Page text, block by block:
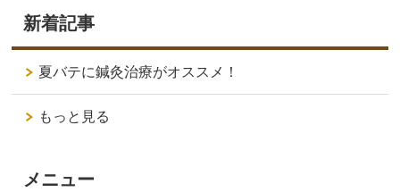
新着記事
夏バテに鍼灸治療がオススメ！
もっと見る
メニュー